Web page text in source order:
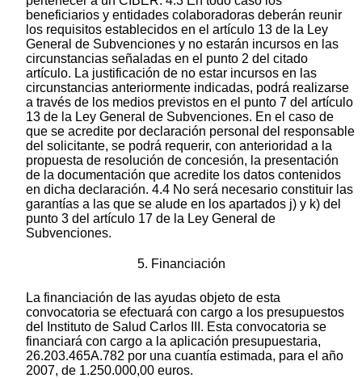
beneficiarios y entidades colaboradoras deberán reunir
los requisitos establecidos en el artículo 13 de la Ley
General de Subvenciones y no estarán incursos en las
circunstancias señaladas en el punto 2 del citado
artículo. La justificación de no estar incursos en las
circunstancias anteriormente indicadas, podrá realizarse
a través de los medios previstos en el punto 7 del artículo
13 de la Ley General de Subvenciones. En el caso de
que se acredite por declaración personal del responsable
del solicitante, se podrá requerir, con anterioridad a la
propuesta de resolución de concesión, la presentación
de la documentación que acredite los datos contenidos
en dicha declaración. 4.4 No será necesario constituir las
garantías a las que se alude en los apartados j) y k) del
punto 3 del artículo 17 de la Ley General de
Subvenciones.
5. Financiación
La financiación de las ayudas objeto de esta
convocatoria se efectuará con cargo a los presupuestos
del Instituto de Salud Carlos III. Esta convocatoria se
financiará con cargo a la aplicación presupuestaria,
26.203.465A.782 por una cuantía estimada, para el año
2007, de 1.250.000,00 euros.